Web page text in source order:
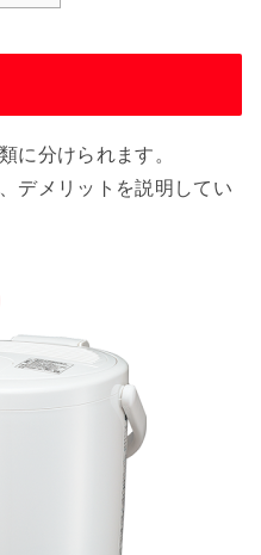
に分けられます。
デメリットを説明してい